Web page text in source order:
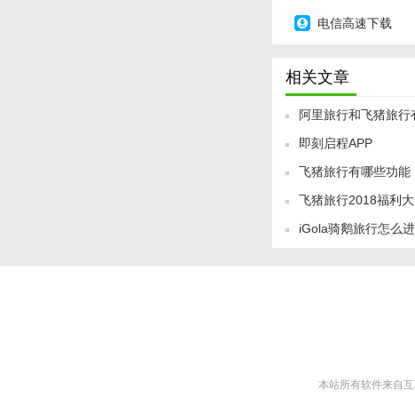
电信高速下载
相关文章
阿里旅行和飞猪旅行
即刻启程APP
飞猪旅行有哪些功能
飞猪旅行2018福利
iGola骑鹅旅行怎么
本站所有软件来自